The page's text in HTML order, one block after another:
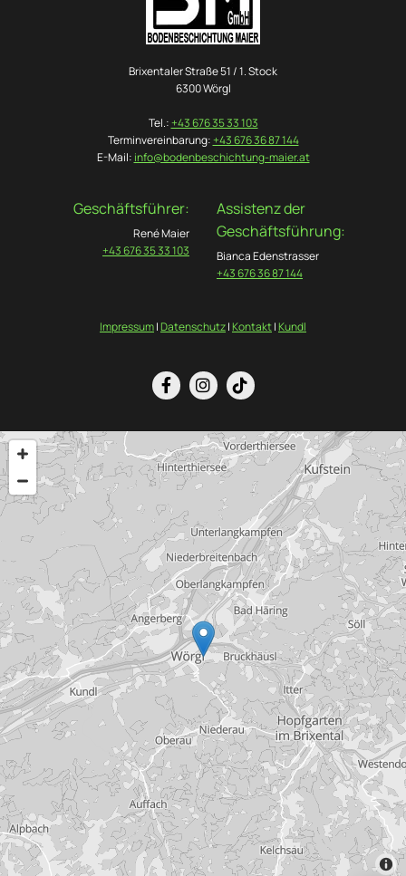
Brixentaler Straße 51 / 1. Stock
6300 Wörgl
Tel.:+43 676 35 33 103
Terminvereinbarung:+43 676 36 87 144
E-Mail: info@bodenbeschichtung-maier.at
Geschäftsführer:
René Maier
+43 676 35 33 103
Assistenz der
Geschäftsführung:
Bianca Edenstrasser
+43 676 36 87 144
Impressum|Datenschutz|Kontakt|Kundl